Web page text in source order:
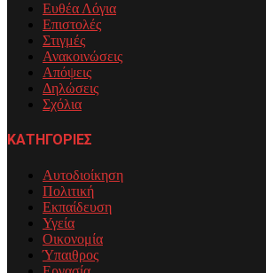
Ευθέα Λόγια
Επιστολές
Στιγμές
Ανακοινώσεις
Απόψεις
Δηλώσεις
Σχόλια
ΚΑΤΗΓΟΡΙΕΣ
Αυτοδιοίκηση
Πολιτική
Εκπαίδευση
Υγεία
Οικονομία
Ύπαιθρος